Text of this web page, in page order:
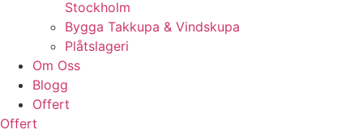
Stockholm
Bygga Takkupa & Vindskupa
Plåtslageri
Om Oss
Blogg
Offert
Offert